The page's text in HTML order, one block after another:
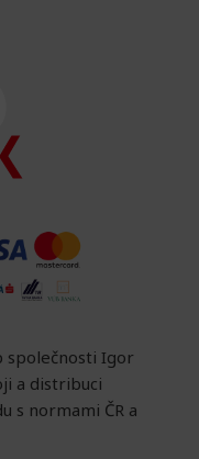
společnosti Igor
a distribuci
s normami ČR a